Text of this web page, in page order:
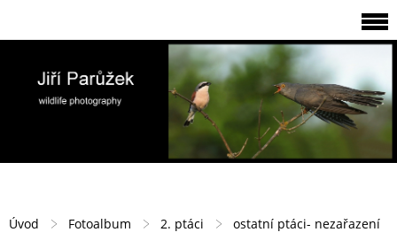
Úvod Fotoalbum 2. ptáci
ostatní ptáci- nezařazení